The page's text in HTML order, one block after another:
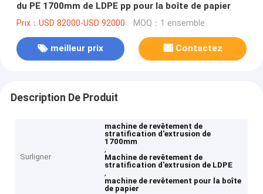
du PE 1700mm de LDPE pp pour la boîte de papier
Prix：USD 82000-USD 92000 MOQ：1 ensemble
meilleur prix Contactez
Description De Produit
Surligner
machine de revêtement de
stratification d'extrusion de
1700mm
,
Machine de revêtement de
stratification d'extrusion de LDPE
,
machine de revêtement pour la boîte
de papier